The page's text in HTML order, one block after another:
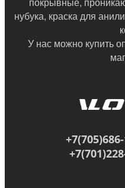
нубука, краска для
У нас можно купить